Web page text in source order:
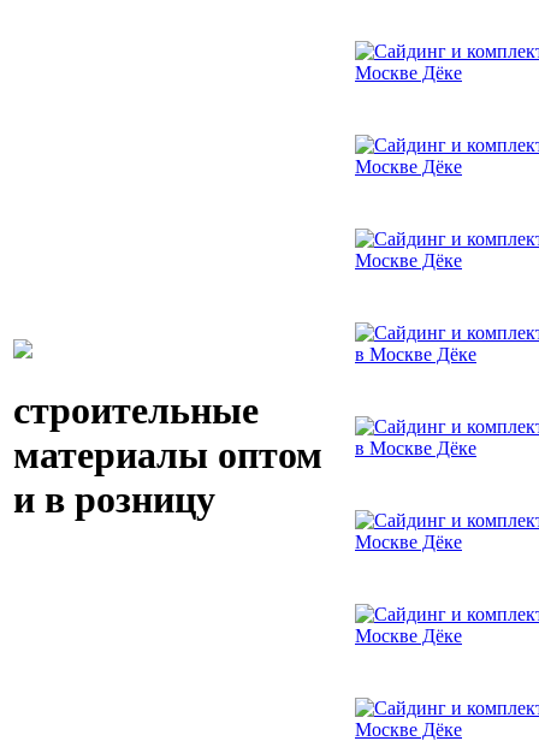
строительные
материалы оптом
и в розницу